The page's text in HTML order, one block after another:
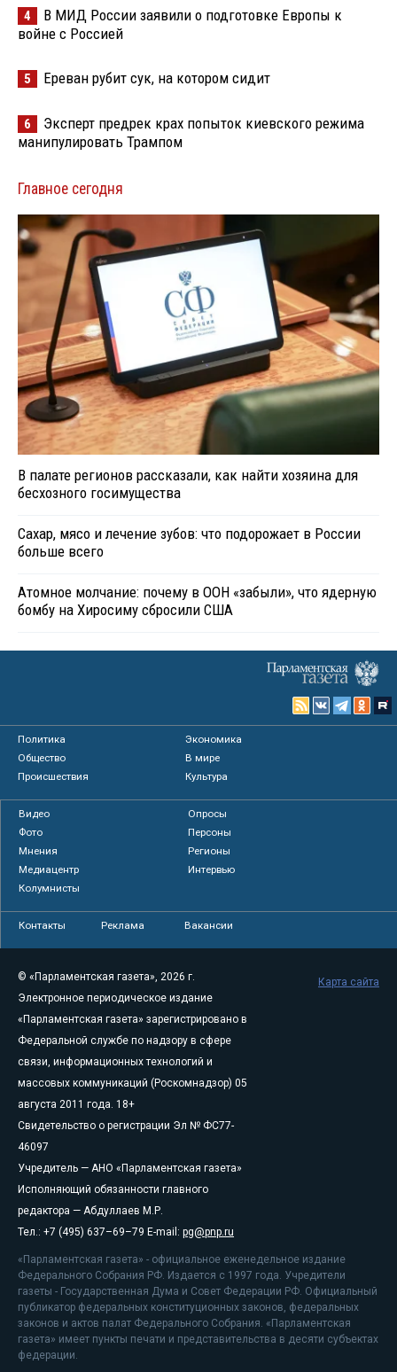
4
В МИД России заявили о подготовке Европы к
войне с Россией
5 Ереван рубит сук, на котором сидит
6
Эксперт предрек крах попыток киевского режима
манипулировать Трампом
Главное сегодня
В палате регионов рассказали, как найти хозяина для
бесхозного госимущества
Сахар, мясо и лечение зубов: что подорожает в России
больше всего
Атомное молчание: почему в ООН «забыли», что ядерную
бомбу на Хиросиму сбросили США
Политика
Экономика
Общество
В мире
Происшествия
Культура
Видео
Опросы
Фото
Персоны
Мнения
Регионы
Медиацентр
Интервью
Колумнисты
Контакты Реклама Вакансии
© «Парламентская газета», 2026 г.
Электронное периодическое издание
«Парламентская газета» зарегистрировано в
Федеральной службе по надзору в сфере
связи, информационных технологий и
массовых коммуникаций (Роскомнадзор) 05
августа 2011 года. 18+
Свидетельство о регистрации Эл № ФС77-
46097
Учредитель — АНО «Парламентская газета»
Исполняющий обязанности главного
редактора — Абдуллаев М.Р.
Тел.: +7 (495) 637–69–79 E-mail: pg@pnp.ru
«Парламентская газета» - официальное еженедельное издание
Федерального Собрания РФ. Издается с 1997 года. Учредители
газеты - Государственная Дума и Совет Федерации РФ. Официальный
публикатор федеральных конституционных законов, федеральных
законов и актов палат Федерального Собрания. «Парламентская
газета» имеет пункты печати и представительства в десяти субъектах
федерации.
Карта сайта